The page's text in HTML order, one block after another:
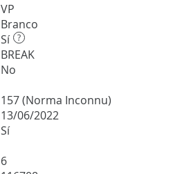
VP
Branco
Sí ?
BREAK
No
157 (Norma Inconnu)
13/06/2022
Sí
6